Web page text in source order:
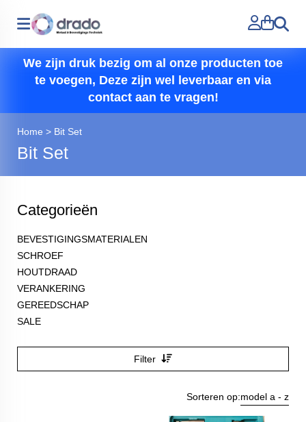
Zoeken
We zijn druk bezig om al onze producten toe
te voegen, Deze zijn wel leverbaar en via
contact aan te vragen!
Home > Bit Set
Bit Set
Categorieën
BEVESTIGINGSMATERIALEN
SCHROEF
HOUTDRAAD
VERANKERING
GEREEDSCHAP
SALE
Filter
Sorteren op:model a - z